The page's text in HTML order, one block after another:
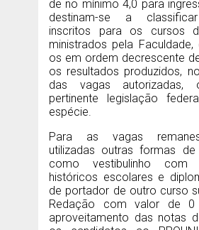
de no mínimo 4,0 para
destinam-se a
inscritos para os cursos
ministrados pela Faculdade,
os em ordem decrescente
os resultados produzidos,
das vagas autorizadas,
pertinente legislação
espécie.
Para as vagas
utilizadas outras formas
como vestibulinho com
históricos escolares e
de portador de outro curso
Redação com valor de
aproveitamento das notas